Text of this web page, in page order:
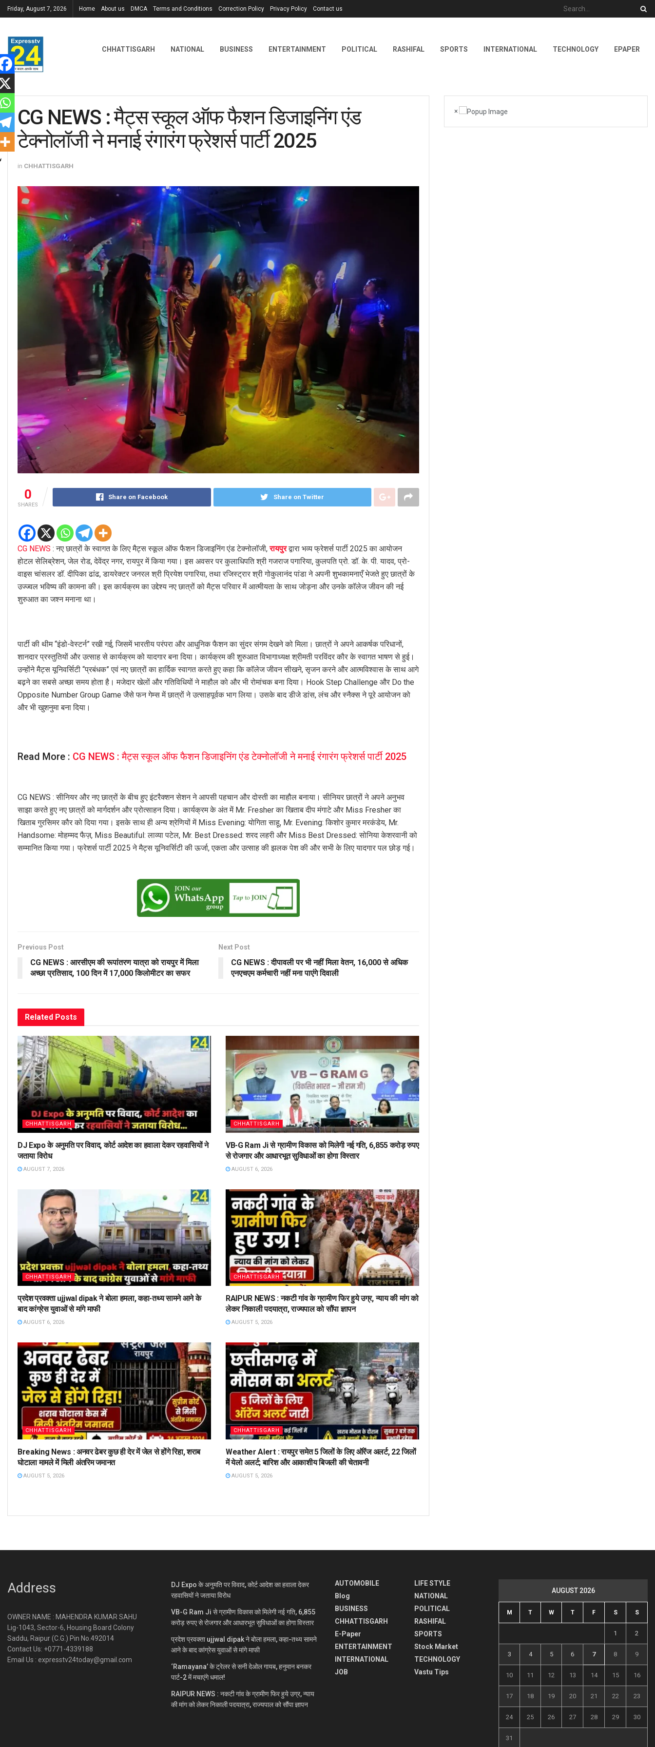
Friday, August 7, 2026 Home About us DMCA Terms and Conditions Correction Policy Privacy Policy Contact us
CHHATTISGARH NATIONAL BUSINESS ENTERTAINMENT POLITICAL RASHIFAL SPORTS INTERNATIONAL TECHNOLOGY EPAPER
CG NEWS : मैट्स स्कूल ऑफ फैशन डिजाइनिंग एंड
टेक्नोलॉजी ने मनाई रंगारंग फ्रेशर्स पार्टी 2025
in CHHATTISGARH
0
SHARES
Share on Facebook Share on Twitter
CG NEWS : नए छात्रों के स्वागत के लिए मैट्स स्कूल ऑफ फैशन डिजाइनिंग एंड टेक्नोलॉजी,रायपुरद्वारा भव्य फ्रेशर्स पार्टी 2025 का आयोजन
होटल सेलिब्रेशन, जेल रोड, देवेंद्र नगर, रायपुर में किया गया। इस अवसर पर कुलाधिपति श्री गजराज पगारिया, कुलपति प्रो. डॉ. के. पी. यादव, प्रो-
वाइस चांसलर डॉ. दीपिका ढांढ, डायरेक्टर जनरल श्री प्रियेश पगारिया, तथा रजिस्ट्रार श्री गोकुलानंद पांडा ने अपनी शुभकामनाएँ भेजते हुए छात्रों के
उज्ज्वल भविष्य की कामना की। इस कार्यक्रम का उद्देश्य नए छात्रों को मैट्स परिवार में आत्मीयता के साथ जोड़ना और उनके कॉलेज जीवन की नई
शुरुआत का जश्न मनाना था।
पार्टी की थीम “इंडो-वेस्टर्न” रखी गई, जिसमें भारतीय परंपरा और आधुनिक फैशन का सुंदर संगम देखने को मिला। छात्रों ने अपने आकर्षक परिधानों,
शानदार प्रस्तुतियों और उत्साह से कार्यक्रम को यादगार बना दिया। कार्यक्रम की शुरुआत विभागाध्यक्ष श्रीमती परविंदर कौर के स्वागत भाषण से हुई।
उन्होंने मैट्स यूनिवर्सिटी “प्रबंधक” एवं नए छात्रों का हार्दिक स्वागत करते हुए कहा कि कॉलेज जीवन सीखने, सृजन करने और आत्मविश्वास के साथ आगे
बढ़ने का सबसे अच्छा समय होता है। मजेदार खेलों और गतिविधियों ने माहौल को और भी रोमांचक बना दिया। Hook Step Challenge और Do the
Opposite Number Group Game जैसे फन गेम्स में छात्रों ने उत्साहपूर्वक भाग लिया। उसके बाद डीजे डांस, लंच और स्नैक्स ने पूरे आयोजन को
और भी खुशनुमा बना दिया।
Read More : CG NEWS : मैट्स स्कूल ऑफ फैशन डिजाइनिंग एंड टेक्नोलॉजी ने मनाई रंगारंग फ्रेशर्स पार्टी 2025
CG NEWS : सीनियर और नए छात्रों के बीच हुए इंटरैक्शन सेशन ने आपसी पहचान और दोस्ती का माहौल बनाया। सीनियर छात्रों ने अपने अनुभव
साझा करते हुए नए छात्रों को मार्गदर्शन और प्रोत्साहन दिया। कार्यक्रम के अंत में Mr. Fresher का खिताब दीप मंगाटे और Miss Fresher का
खिताब गुरसिमर कौर को दिया गया। इसके साथ ही अन्य श्रेणियों में Miss Evening: योगिता साहू, Mr. Evening: किशोर कुमार मरकंडेय, Mr.
Handsome: मोहम्मद फैज़, Miss Beautiful: लाव्या पटेल, Mr. Best Dressed: शरद लहरी और Miss Best Dressed: सोनिया केशरवानी को
सम्मानित किया गया। फ्रेशर्स पार्टी 2025 ने मैट्स यूनिवर्सिटी की ऊर्जा, एकता और उत्साह की झलक पेश की और सभी के लिए यादगार पल छोड़ गई।
Previous Post
CG NEWS : आरसीएम की रूपांतरण यात्रा को रायपुर में मिला
अच्छा प्रतिसाद, 100 दिन में 17,000 किलोमीटर का सफर
Next Post
CG NEWS : दीपावली पर भी नहीं मिला वेतन, 16,000 से अधिक
एनएचएम कर्मचारी नहीं मना पाएंगे दिवाली
Related Posts
CHHATTISGARH
DJ Expo के अनुमति पर विवाद, कोर्ट आदेश का हवाला देकर रहवासियों ने
जताया विरोध
AUGUST 7, 2026
CHHATTISGARH
VB-G Ram Ji से ग्रामीण विकास को मिलेगी नई गति, 6,855 करोड़ रुपए
से रोजगार और आधारभूत सुविधाओं का होगा विस्तार
AUGUST 6, 2026
CHHATTISGARH
प्रदेश प्रवक्ता ujjwal dipak ने बोला हमला, कहा-तथ्य सामने आने के
बाद कांग्रेस युवाओं से मांगे माफी
AUGUST 6, 2026
CHHATTISGARH
RAIPUR NEWS : नकटी गांव के ग्रामीण फिर हुये उग्र, न्याय की मांग को
लेकर निकाली पदयात्रा, राज्यपाल को सौंपा ज्ञापन
AUGUST 5, 2026
CHHATTISGARH
Breaking News : अनवर ढेबर कुछ ही देर में जेल से होंगे रिहा, शराब
घोटाला मामले में मिली अंतरिम जमानत
AUGUST 5, 2026
CHHATTISGARH
Weather Alert : रायपुर समेत 5 जिलों के लिए ऑरेंज अलर्ट, 22 जिलों
में येलो अलर्ट; बारिश और आकाशीय बिजली की चेतावनी
AUGUST 5, 2026
×
Address
OWNER NAME : MAHENDRA KUMAR SAHU
Lig-1043, Sector-6, Housing Board Colony
Saddu, Raipur (C.G.) Pin No.492014
Contact Us: +0771-4339188
Email Us : expresstv24today@gmail.com
DJ Expo के अनुमति पर विवाद, कोर्ट आदेश का हवाला देकर
रहवासियों ने जताया विरोध
VB-G Ram Ji से ग्रामीण विकास को मिलेगी नई गति, 6,855
करोड़ रुपए से रोजगार और आधारभूत सुविधाओं का होगा विस्तार
प्रदेश प्रवक्ता ujjwal dipak ने बोला हमला, कहा-तथ्य सामने
आने के बाद कांग्रेस युवाओं से मांगे माफी
‘Ramayana’ के ट्रेलर से सनी देओल गायब, हनुमान बनकर
पार्ट-2 में मचाएंगे धमाल!
RAIPUR NEWS : नकटी गांव के ग्रामीण फिर हुये उग्र, न्याय
की मांग को लेकर निकाली पदयात्रा, राज्यपाल को सौंपा ज्ञापन
AUTOMOBILE
Blog
BUSINESS
CHHATTISGARH
E-Paper
ENTERTAINMENT
INTERNATIONAL
JOB
LIFE STYLE
NATIONAL
POLITICAL
RASHIFAL
SPORTS
Stock Market
TECHNOLOGY
Vastu Tips
AUGUST 2026
M T W T F S S
1 2
3 4 5 6 7 8 9
10 11 12 13 14 15 16
17 18 19 20 21 22 23
24 25 26 27 28 29 30
31